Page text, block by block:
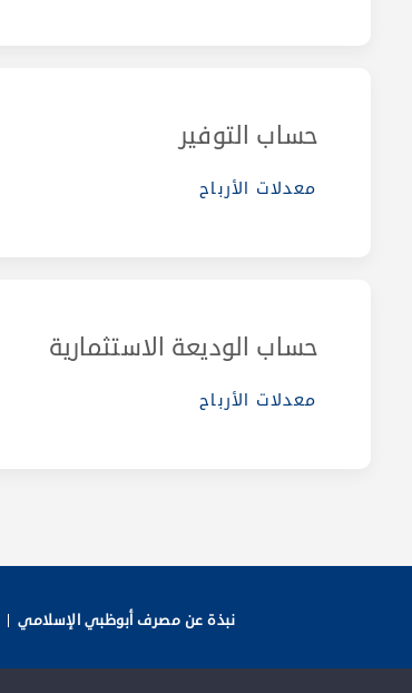
حساب التوفير
معدلات الأرباح
حساب الوديعة الاستثمارية
معدلات الأرباح
نبذة عن مصرف أبوظبي الإسلامي